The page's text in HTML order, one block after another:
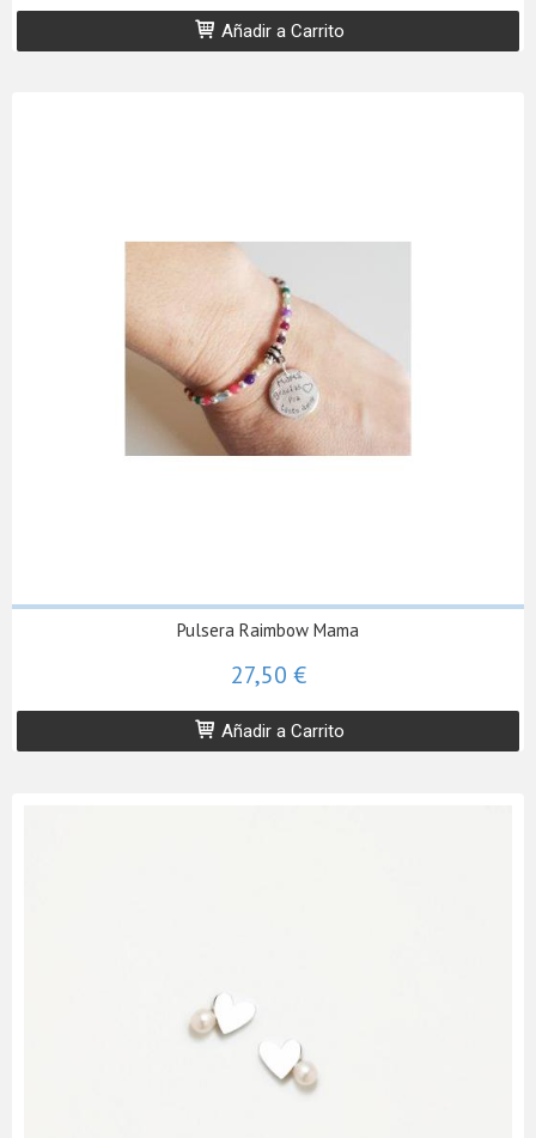
Añadir a Carrito
Pulsera Raimbow Mama
27,50 €
Añadir a Carrito